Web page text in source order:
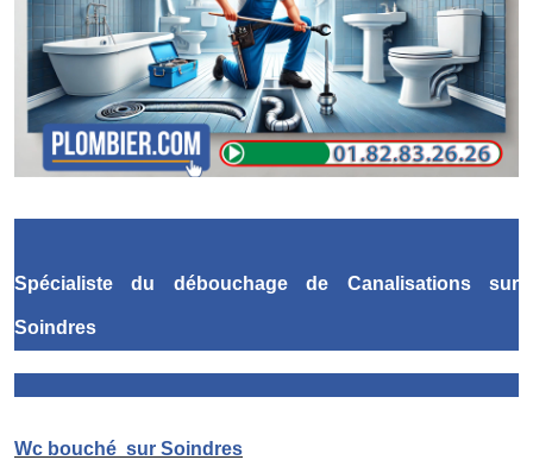
Spécialiste du débouchage de Canalisationssur
Soindres
Wc bouché sur Soindres